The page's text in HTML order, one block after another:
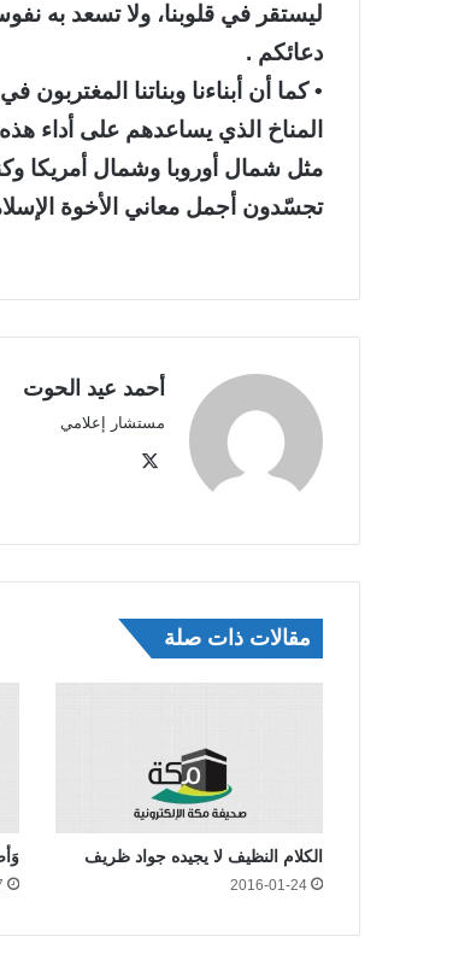
ليستقر في قلوبنا، ولا تسعد به
دعائكم .
• كما أن أبناءنا وبناتنا
المناخ الذي يساعدهم على أداء
مثل شمال أوروبا وشمال أمريكا
تجسّدون أجمل معاني الأخوة
أحمد عيد الحوت
مستشار إعلامي
مقالات ذات صلة
الكلام النظيف لا يجيده جواد ظريف
2016-01-24